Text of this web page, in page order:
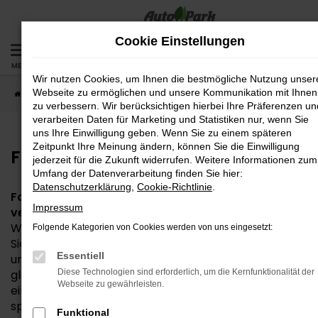
Zum
springen
MENÜ
Startseite Fahrzeuge Fahrzeug-Bestand
Fahrzeug-Bestand
Fahrzeuge vor Ort – entdecken, vergleichen,
verlieben!
Willkommen in unserer Fahrzeugbörse! Hier finden
Sie eine große Auswahl an sofort verfügbaren Neu-
und Gebrauchtwagen direkt bei uns vor Ort. Ganz
gleich, ob Sie nach einem sparsamen Kleinwagen,
einem geräumigen Familienauto oder einem
sportlichen SUV suchen – bei uns werden Sie fündig.
Cookie Einstellungen
Wir nutzen Cookies, um Ihnen die bestmögliche Nutzung
Webseite zu ermöglichen und unsere Kommunikation mit Ihnen
zu verbessern. Wir berücksichtigen hierbei Ihre Präferenzen
verarbeiten Daten für Marketing und Statistiken nur, wenn Sie
uns Ihre Einwilligung geben. Wenn Sie zu einem späteren
Zeitpunkt Ihre Meinung ändern, können Sie die Einwilligung
jederzeit für die Zukunft widerrufen. Weitere Informationen zum
Umfang der Datenverarbeitung finden Sie hier:
Datenschutzerklärung Cookie-Richtlinie
Impressum
Folgende Kategorien von Cookies werden von uns eingesetzt:
Essentiell
Diese Technologien sind erforderlich, um die Kernfunktionalität der
Webseite zu gewährleisten.
Funktional